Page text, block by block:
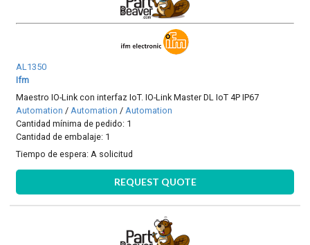
AL1350
Ifm
Maestro IO-Link con interfaz IoT. IO-Link Master DL IoT 4P IP67
Automation / Automation / Automation
Cantidad mínima de pedido: 1
Cantidad de embalaje: 1
Tiempo de espera:A solicitud
REQUEST QUOTE